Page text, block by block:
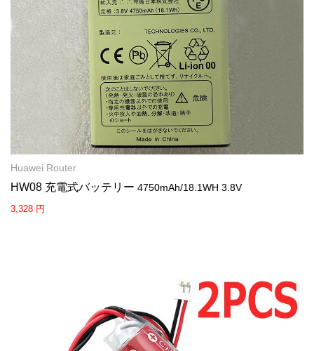
Huawei Router
HW08 充電式バッテリー 4750mAh/18.1WH 3.8V
3,328 円